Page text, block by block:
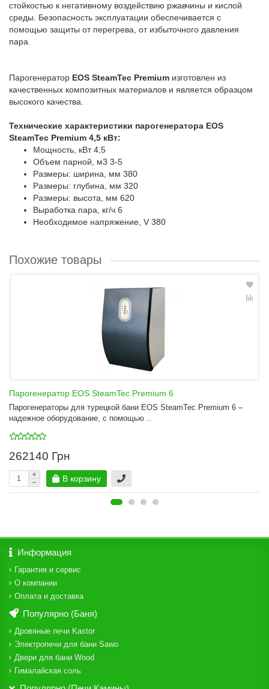
стойкостью к негативному воздействию ржавчины и кислой
среды. Безопасность эксплуатации обеспечивается с
помощью защиты от перегрева, от избыточного давления
пара.
Парогенератор EOS SteamTec Premium изготовлен из
качественных композитных материалов и является образцом
высокого качества.
Технические характеристики парогенератора EOS
SteamTec Premium 4,5 кВт:
Мощность, кВт 4,5
Объем парной, м3 3-5
Размеры: ширина, мм 380
Размеры: глубина, мм 320
Размеры: высота, мм 620
Выработка пара, кг/ч 6
Необходимое напряжение, V 380
Похожие товары
Парогенератор EOS SteamTec Premium 6
Парогенераторы для турецкой бани EOS SteamTec Premium 6 –
надежное оборудование, с помощью ..
262140 Грн
В корзину
Информация
Гарантия и сервис
О компании
Оплата и доставка
Популярно (Баня)
Дровяные печи Kastor
Электропечи для бани Sawo
Двери для бани Wood
Гималайская соль